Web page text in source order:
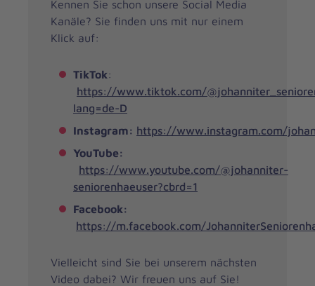
Kennen Sie schon unsere Social Media
Kanäle? Sie finden uns mit nur einem
Klick auf:
TikTok:
https://www.tiktok.com/
lang=de-D
Instagram: https://www.instagram.com/
YouTube:
https://www.youtube.com/@johanniter-
seniorenhaeuser?cbrd=1
Facebook:
https://m.facebook.com/
Vielleicht sind Sie bei unserem nächsten
Video dabei? Wir freuen uns auf Sie!